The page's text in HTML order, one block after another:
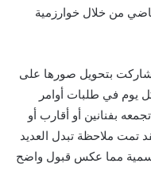
من خلال خوارزمية
بتحويل صورها على
يوم في طلبات أوامر
بفنانين أو أقارب أو
تمت ملاحظة تبدل العديد
مما عكس قبول واضح